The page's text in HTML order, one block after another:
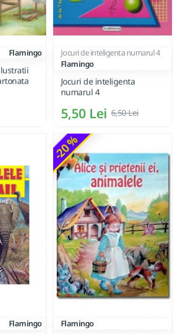
Flamingo
Jocuri de inteligenta numarul 4
Flamingo
Jocuri de inteligenta
numarul 4
5,50 Lei 6,50 Lei
Flamingo
-20 %
Flamingo